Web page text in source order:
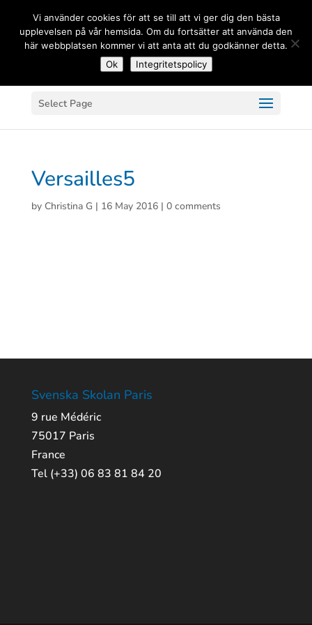
Select Page
Versailles5
by Christina G | 16 May 2016| 0 comments
Svenska Skolan Paris
9 rue Médéric
75017 Paris
France
Tel (+33) 06 83 81 84 20
Vi använder cookies för att se till att vi ger dig den bästa
upplevelsen på vår hemsida. Om du fortsätter att använda den
här webbplatsen kommer vi att anta att du godkänner detta.
Ok
Integritetspolicy